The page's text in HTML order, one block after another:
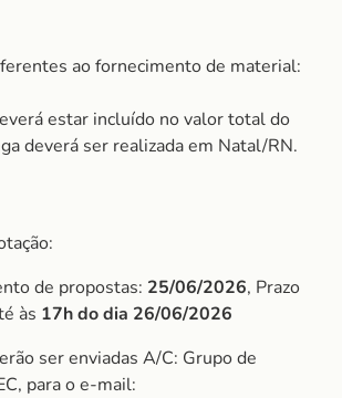
ao fornecimento de material:
estar incluído no valor total do
deverá ser realizada em Natal/RN.
de propostas: 25/06/2026, Prazo
às 17h do dia 26/06/2026
ser enviadas A/C: Grupo de
para o e-mail: